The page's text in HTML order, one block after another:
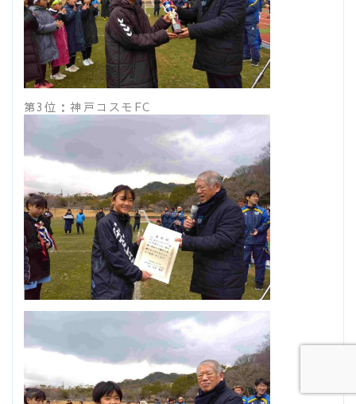
第3位：神戸コスモFC